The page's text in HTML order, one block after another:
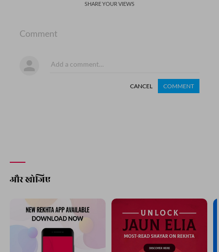
SHARE YOUR VIEWS
Comment
CANCEL COMMENT
और खोजिए